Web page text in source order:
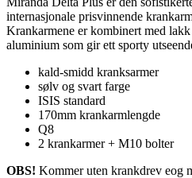
Plus
2018)
antall
internasjonale prisvinnende
Krankarmene er kombinert med
aluminium som gir ett sporty
kald-smidd kranksarmer
sølv og svart farge
ISIS standard
170mm krankarmlengde
Q8
2 krankarmer + M10 bolter
OBS! Kommer uten krankdrev eog